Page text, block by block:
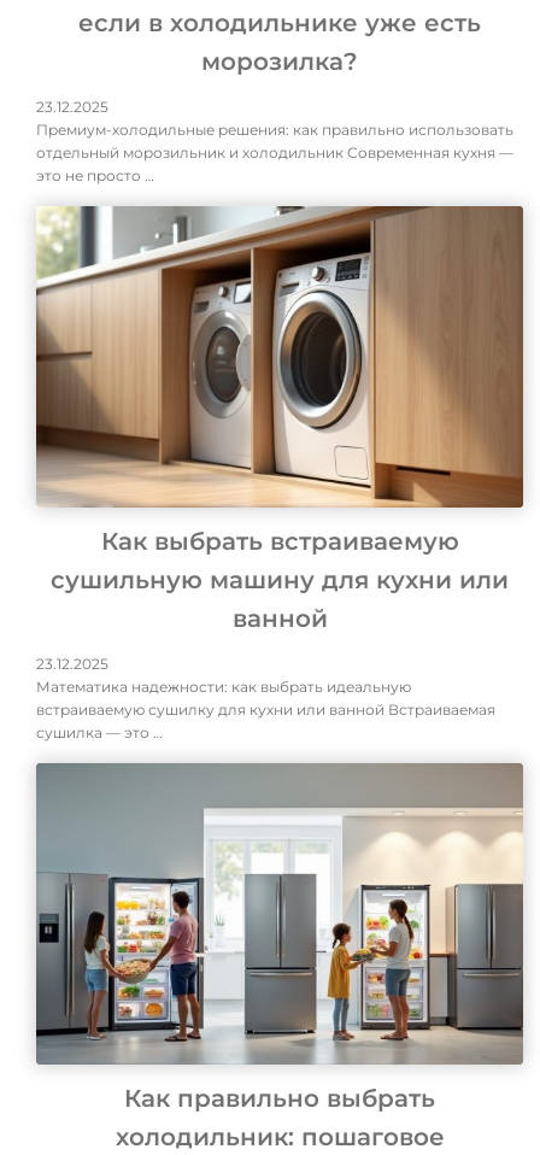
если в холодильнике уже есть
морозилка?
23.12.2025
Премиум-холодильные решения: как правильно использовать
отдельный морозильник и холодильник Современная кухня —
это не просто …
Как выбрать встраиваемую
сушильную машину для кухни или
ванной
23.12.2025
Математика надежности: как выбрать идеальную
встраиваемую сушилку для кухни или ванной Встраиваемая
сушилка — это …
Как правильно выбрать
холодильник: пошаговое